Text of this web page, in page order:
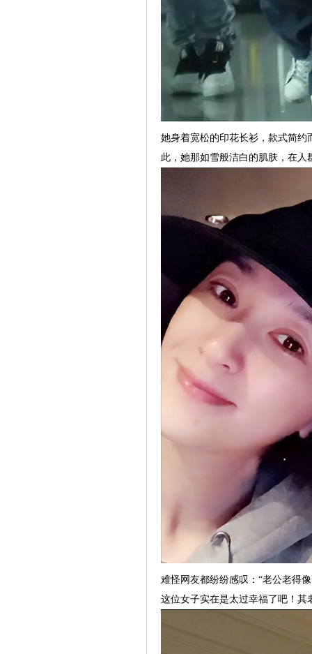
她身着宽松的印花长衫，款式简
此，她那如雪般洁白的肌肤，在人
难怪网友都纷纷感叹：“老公老得
这位女子实在是太过幸福了吧！